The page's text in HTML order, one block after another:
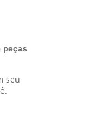
peças
seu